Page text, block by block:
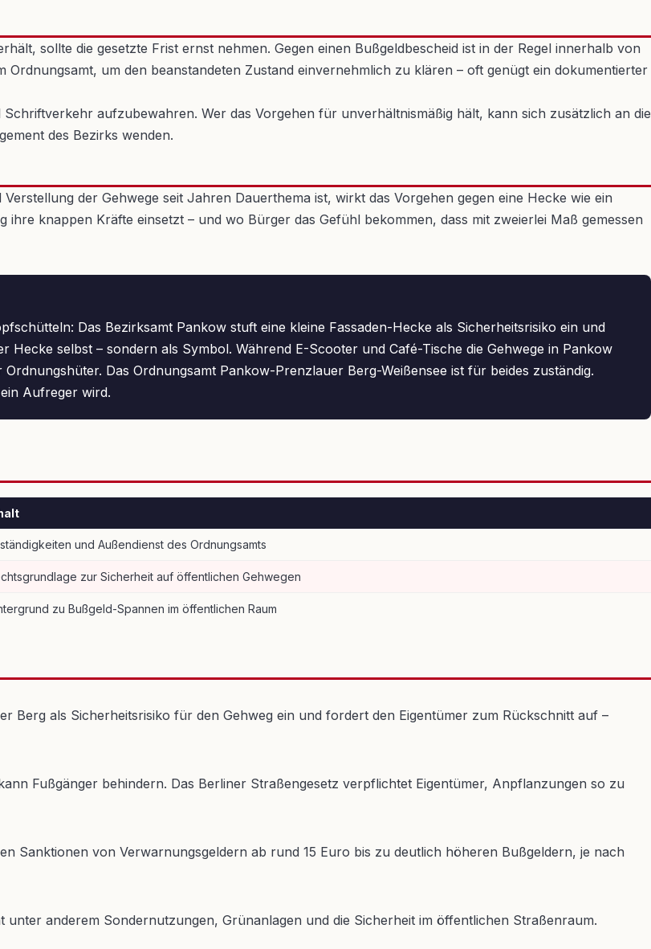
sollte die gesetzte Frist ernst nehmen. Gegen einen Bußgeldbescheid ist in der Regel innerhalb von
um den beanstandeten Zustand einvernehmlich zu klären – oft genügt ein dokumentierter
aufzubewahren. Wer das Vorgehen für unverhältnismäßig hält, kann sich zusätzlich an die
des Bezirks wenden.
der Gehwege seit Jahren Dauerthema ist, wirkt das Vorgehen gegen eine Hecke wie ein
knappen Kräfte einsetzt – und wo Bürger das Gefühl bekommen, dass mit zweierlei Maß gemessen
Das Bezirksamt Pankow stuft eine kleine Fassaden-Hecke als Sicherheitsrisiko ein und
Hecke selbst – sondern als Symbol. Während E-Scooter und Café-Tische die Gehwege in Pankow
Das Ordnungsamt Pankow-Prenzlauer Berg-Weißensee ist für beides zuständig.
Aufreger wird.
und Außendienst des Ordnungsamts
zur Sicherheit auf öffentlichen Gehwegen
zu Bußgeld-Spannen im öffentlichen Raum
Berg als Sicherheitsrisiko für den Gehweg ein und fordert den Eigentümer zum Rückschnitt auf –
Fußgänger behindern. Das Berliner Straßengesetz verpflichtet Eigentümer, Anpflanzungen so zu
Sanktionen von Verwarnungsgeldern ab rund 15 Euro bis zu deutlich höheren Bußgeldern, je nach
anderem Sondernutzungen, Grünanlagen und die Sicherheit im öffentlichen Straßenraum.